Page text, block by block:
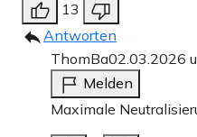
13
Antworten
ThomBa02.03.2026
Melden
Maximale